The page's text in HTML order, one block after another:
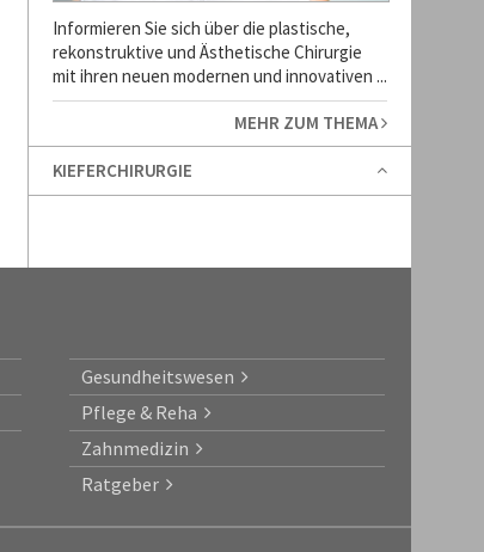
Informieren Sie sich über die plastische,
rekonstruktive und Ästhetische Chirurgie
mit ihren neuen modernen und innovativen ...
MEHR ZUM THEMA
KIEFERCHIRURGIE
Gesundheitswesen
Pflege & Reha
Zahnmedizin
Ratgeber